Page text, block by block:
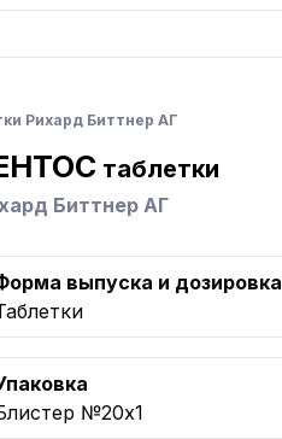
Рихард Биттнер АГ
таблетки
Биттнер АГ
выпуска и дозировка
№20x1